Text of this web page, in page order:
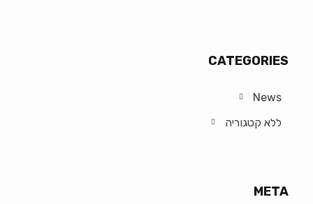
CATEGORIES
News
ללא קטגוריה
META